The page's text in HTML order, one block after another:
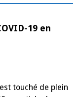
19 en
touché de plein